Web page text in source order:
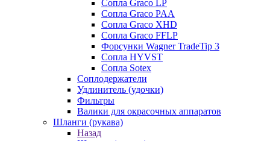
Сопла Graco LP
Сопла Graco PAA
Сопла Graco XHD
Сопла Graco FFLP
Форсунки Wagner TradeTip 3
Сопла HYVST
Сопла Sotex
Соплодержатели
Удлинитель (удочки)
Фильтры
Валики для окрасочных аппаратов
Шланги (рукава)
Назад